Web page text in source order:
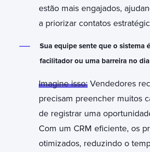
estão mais engajados,
a priorizar contatos
Sua equipe sente que o sistema
facilitador ou uma barreira no dia
Imagine isso: Vendedores
precisam preencher muitos
de registrar uma
Com um CRM eficiente, os
otimizados, reduzindo o